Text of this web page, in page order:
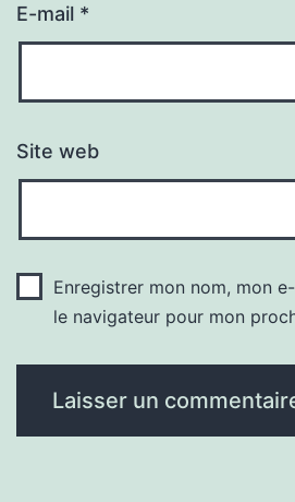
E-mail *
Site web
Enregistrer mon nom, mon
le navigateur pour mon